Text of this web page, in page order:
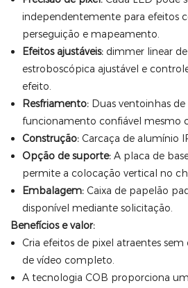
independentemente para efeitos
perseguição e mapeamento.
Efeitos ajustáveis:dimmer linear
estroboscópica ajustável e
efeito.
Resfriamento:Duas ventoinhas
funcionamento confiável mesmo
Construção:Carcaça de alumínio
Opção de suporte:A placa de
permite a colocação vertical no
Embalagem:Caixa de papelão
disponível mediante solicitação.
Benefícios e valor:
Cria efeitos de pixel atraentes
de vídeo completo.
A tecnologia COB proporciona